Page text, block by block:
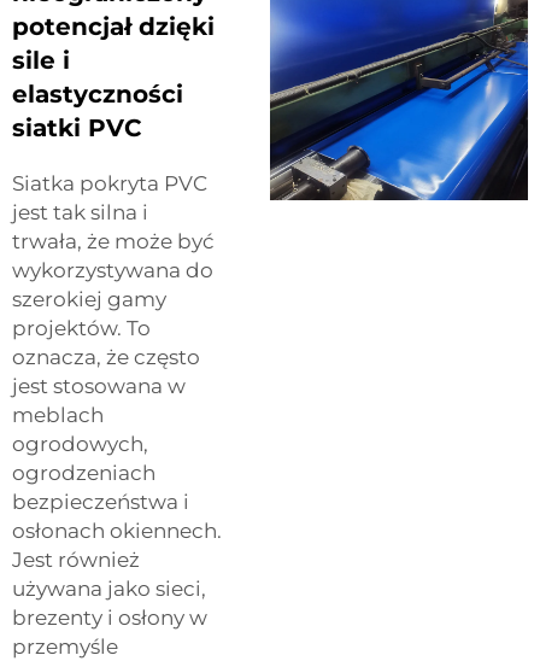
potencjał dzięki
sile i
elastyczności
siatki PVC
Siatka pokryta PVC
jest tak silna i
trwała, że może być
wykorzystywana do
szerokiej gamy
projektów. To
oznacza, że często
jest stosowana w
meblach
ogrodowych,
ogrodzeniach
bezpieczeństwa i
osłonach okiennech.
Jest również
używana jako sieci,
brezenty i osłony w
przemyśle